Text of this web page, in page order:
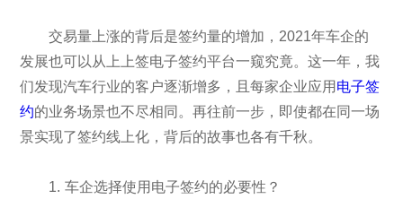
交易量上涨的背后是签约量的增加，2021年车企的
发展也可以从上上签电子签约平台一窥究竟。这一年，我
们发现汽车行业的客户逐渐增多，且每家企业应用 电子签
约的业务场景也不尽相同。再往前一步，即使都在同一场
景实现了签约线上化，背后的故事也各有千秋。
1. 车企选择使用电子签约的必要性？